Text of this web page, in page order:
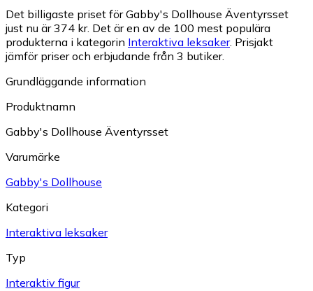
Det billigaste priset för Gabby's Dollhouse Äventyrsset
just nu är 374 kr. Det är en av de 100 mest populära
produkterna i kategorin Interaktiva leksaker. Prisjakt
jämför priser och erbjudande från 3 butiker.
Grundläggande information
Produktnamn
Gabby's Dollhouse Äventyrsset
Varumärke
Gabby's Dollhouse
Kategori
Interaktiva leksaker
Typ
Interaktiv figur